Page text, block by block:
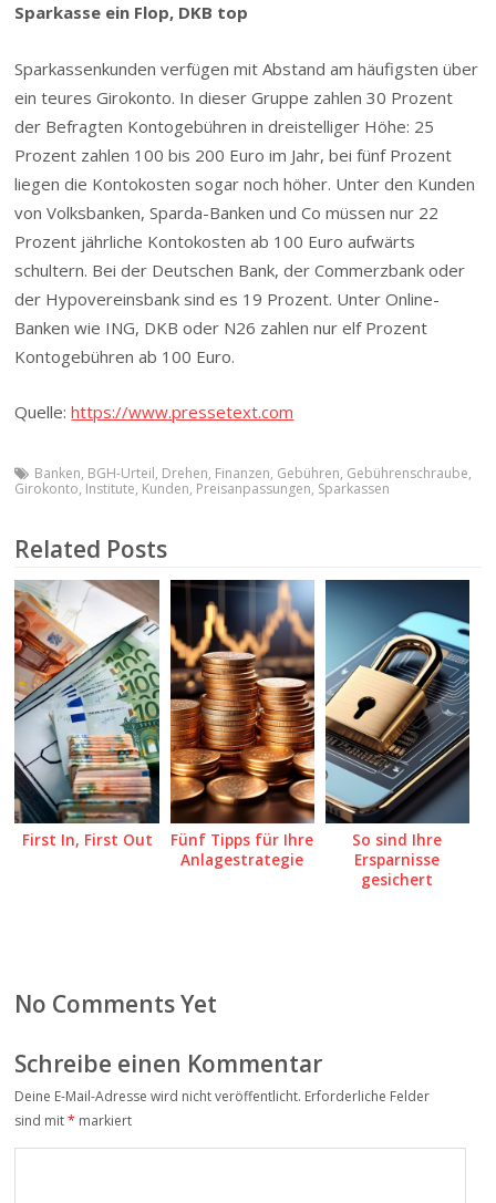
Sparkasse ein Flop, DKB top
Sparkassenkunden verfügen mit Abstand am häufigsten über
ein teures Girokonto. In dieser Gruppe zahlen 30 Prozent
der Befragten Kontogebühren in dreistelliger Höhe: 25
Prozent zahlen 100 bis 200 Euro im Jahr, bei fünf Prozent
liegen die Kontokosten sogar noch höher. Unter den Kunden
von Volksbanken, Sparda-Banken und Co müssen nur 22
Prozent jährliche Kontokosten ab 100 Euro aufwärts
schultern. Bei der Deutschen Bank, der Commerzbank oder
der Hypovereinsbank sind es 19 Prozent. Unter Online-
Banken wie ING, DKB oder N26 zahlen nur elf Prozent
Kontogebühren ab 100 Euro.
Quelle:https://www.pressetext.com
Banken, BGH-Urteil, Drehen, Finanzen, Gebühren, Gebührenschraube,
Girokonto, Institute, Kunden, Preisanpassungen, Sparkassen
Related Posts
First In, First Out
Fünf Tipps für Ihre
Anlagestrategie
So sind Ihre
Ersparnisse
gesichert
No Comments Yet
Schreibe einen Kommentar
Deine E-Mail-Adresse wird nicht veröffentlicht. Erforderliche Felder
sind mit* markiert